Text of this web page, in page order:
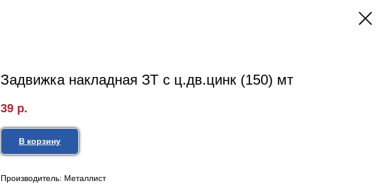
Задвижка накладная ЗТ с ц.дв.цинк (150) мт
39 р.
В корзину
Производитель: Металлист